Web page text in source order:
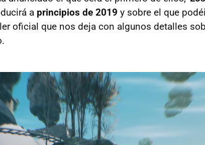
a principios de 2019 y sobre el que
oficial que nos deja con algunos detalles